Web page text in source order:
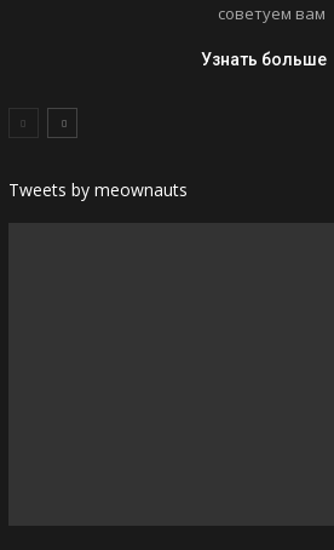
советуем вам
Узнать больше
Tweets by meownauts